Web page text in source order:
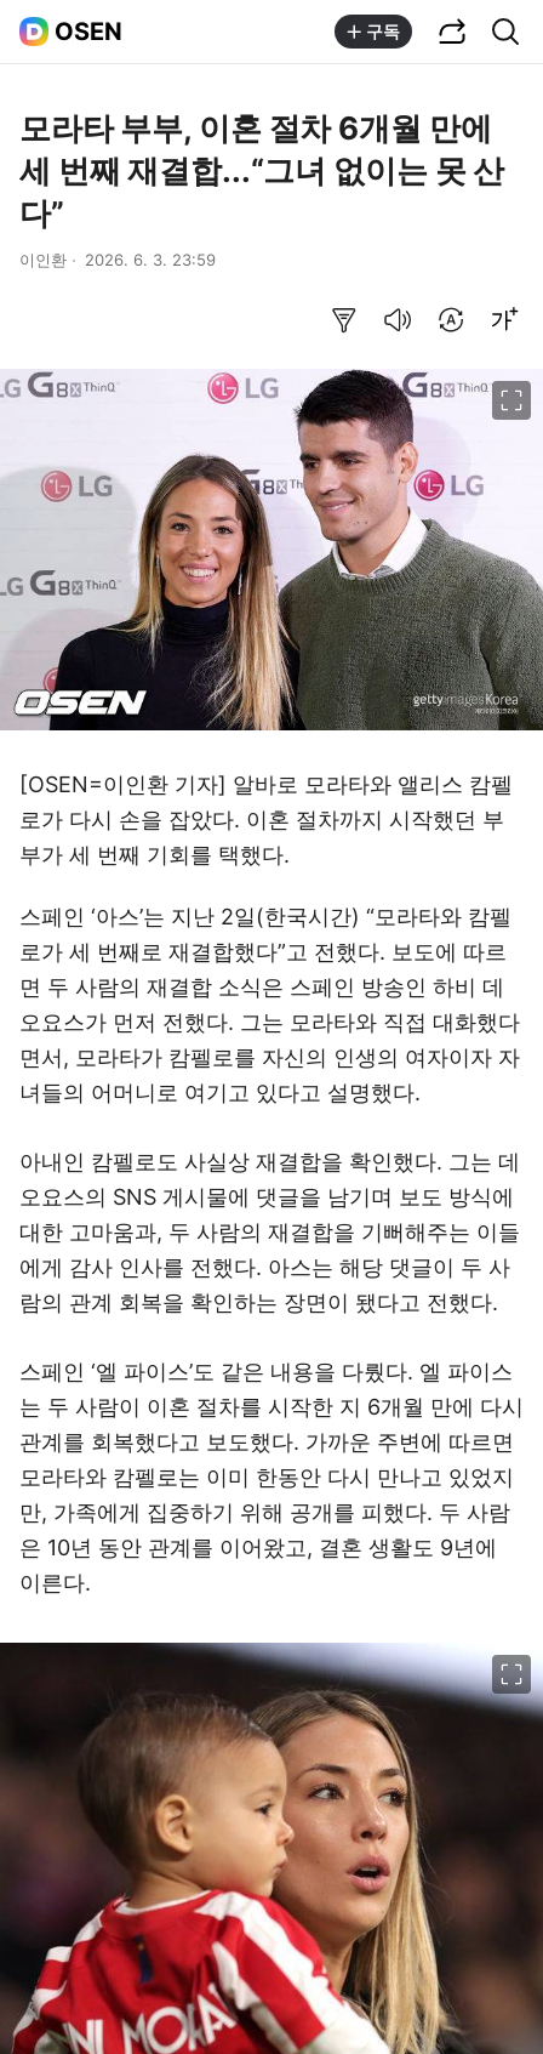
OSEN 구독
모라타 부부, 이혼 절차 6개월 만에
세 번째 재결합...“그녀 없이는 못 산
다”
이인환 2026. 6. 3. 23:59
[OSEN=이인환 기자] 알바로 모라타와 앨리스 캄펠
로가 다시 손을 잡았다. 이혼 절차까지 시작했던 부
부가 세 번째 기회를 택했다.
스페인 ‘아스’는 지난 2일(한국시간) “모라타와 캄펠
로가 세 번째로 재결합했다”고 전했다. 보도에 따르
면 두 사람의 재결합 소식은 스페인 방송인 하비 데
오요스가 먼저 전했다. 그는 모라타와 직접 대화했다
면서, 모라타가 캄펠로를 자신의 인생의 여자이자 자
녀들의 어머니로 여기고 있다고 설명했다.
아내인 캄펠로도 사실상 재결합을 확인했다. 그는 데
오요스의 SNS 게시물에 댓글을 남기며 보도 방식에
대한 고마움과, 두 사람의 재결합을 기뻐해주는 이들
에게 감사 인사를 전했다. 아스는 해당 댓글이 두 사
람의 관계 회복을 확인하는 장면이 됐다고 전했다.
스페인 ‘엘 파이스’도 같은 내용을 다뤘다. 엘 파이스
는 두 사람이 이혼 절차를 시작한 지 6개월 만에 다시
관계를 회복했다고 보도했다. 가까운 주변에 따르면
모라타와 캄펠로는 이미 한동안 다시 만나고 있었지
만, 가족에게 집중하기 위해 공개를 피했다. 두 사람
은 10년 동안 관계를 이어왔고, 결혼 생활도 9년에
이른다.